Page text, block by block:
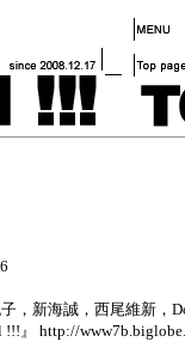
，新海誠，西尾維新，
!!!』 http://